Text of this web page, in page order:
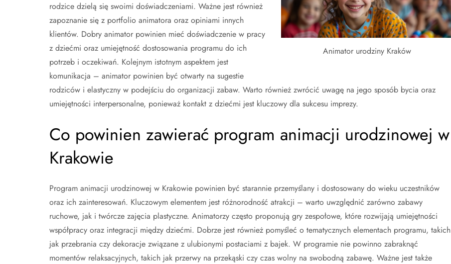
Animator urodziny Kraków
rodzice dzielą się swoimi doświadczeniami. Ważne jest również
zapoznanie się z portfolio animatora oraz opiniami innych
klientów. Dobry animator powinien mieć doświadczenie w pracy
z dziećmi oraz umiejętność dostosowania programu do ich
potrzeb i oczekiwań. Kolejnym istotnym aspektem jest
komunikacja – animator powinien być otwarty na sugestie
rodziców i elastyczny w podejściu do organizacji zabaw. Warto również zwrócić uwagę na jego sposób bycia oraz
umiejętności interpersonalne, ponieważ kontakt z dziećmi jest kluczowy dla sukcesu imprezy.
Co powinien zawierać program animacji urodzinowej w
Krakowie
Program animacji urodzinowej w Krakowie powinien być starannie przemyślany i dostosowany do wieku uczestników
oraz ich zainteresowań. Kluczowym elementem jest różnorodność atrakcji – warto uwzględnić zarówno zabawy
ruchowe, jak i twórcze zajęcia plastyczne. Animatorzy często proponują gry zespołowe, które rozwijają umiejętności
współpracy oraz integracji między dziećmi. Dobrze jest również pomyśleć o tematycznych elementach programu, takich
jak przebrania czy dekoracje związane z ulubionymi postaciami z bajek. W programie nie powinno zabraknąć
momentów relaksacyjnych, takich jak przerwy na przekąski czy czas wolny na swobodną zabawę. Ważne jest także